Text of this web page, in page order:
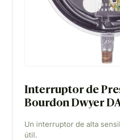
Interruptor de
Bourdon Dwyer
Un interruptor de alta
útil.